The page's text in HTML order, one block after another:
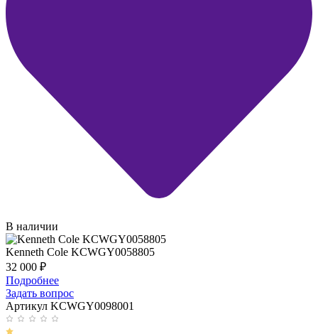
В наличии
Kenneth Cole KCWGY0058805
32 000 ₽
Подробнее
Задать вопрос
Артикул KCWGY0098001